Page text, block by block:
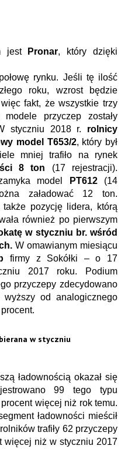
jest Pronar, który dzięki
rynku. Jeśli tę ilość
roku, wzrost będzie
fakt, że wszystkie trzy
przyczep zostały
styczniu 2018 r. rolnicy
model T653/2, który był
mniej trafiło na rynek
8 ton (17 rejestracji).
model
PT612(14
załadować 12 ton.
także pozycję lidera, którą
również po pierwszym
w styczniu br. wśród
W omawianym miesiącu
firmy z Sokółki – o 17
2017 roku. Podium
przyczepy zdecydowano
od analogicznego
w styczniu
ładownością okazał się
99 tego typu
więcej niż rok temu.
ładowności mieścił
trafiły 62 przyczepy
więcej niż w styczniu 2017